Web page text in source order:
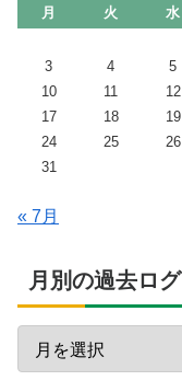
月 火 水
3
4 5
10
11 12
17
18 19
24
25 26
31
« 7月
月別の過去ログ